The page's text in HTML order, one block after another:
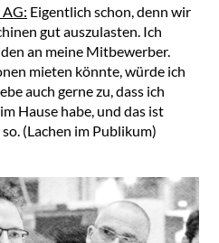
Eigentlich schon, denn wir
gut auszulasten. Ich
an meine Mitbewerber.
mieten könnte, würde ich
auch gerne zu, dass ich
Hause habe, und das ist
(Lachen im Publikum)